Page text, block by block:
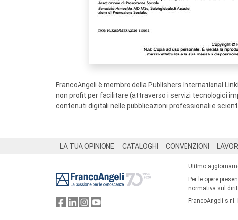
FrancoAngeli è membro della Publishers International
non profit per facilitare (attraverso i servizi tecnologici
contenuti digitali nelle pubblicazioni professionali e
LA TUA OPINIONE CATALOGHI CONVENZIONI
Ultimo
Per le opere
normativa sul
FrancoAngeli s.r.l.